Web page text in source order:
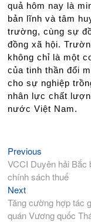
quả hôm nay là
bản lĩnh và tâm
trường, cùng sự
đồng xã hội.
không chỉ là một
của tinh thần đổi
cho sự nghiệp
nhân lực chất
nước Việt Nam.
Điều
hướng
bài
viết
Previous
post:
VCCI Duyên hải Bắc
chính sách thuế
NextNext
post:
Tăng cường hợp tác
quán Vương quốc